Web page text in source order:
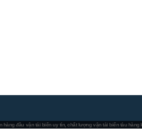
hàng đầu vận tải biển uy tín, chất lượng vận tải biển tàu hàng